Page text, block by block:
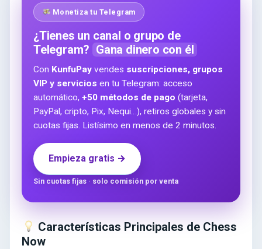
Monetiza tu Telegram
¿Tienes un canal o grupo de
Telegram? Gana dinero con él
Con KunfuPay vendes suscripciones, grupos
VIP y servicios en tu Telegram: acceso
automático, +50 métodos de pago (tarjeta,
PayPal, cripto, Pix, Nequi…), retiros globales y sin
cuotas fijas. Listísimo en menos de 2 minutos.
Empieza gratis →
Sin cuotas fijas · solo comisión por venta
Características Principales de Chess
Now